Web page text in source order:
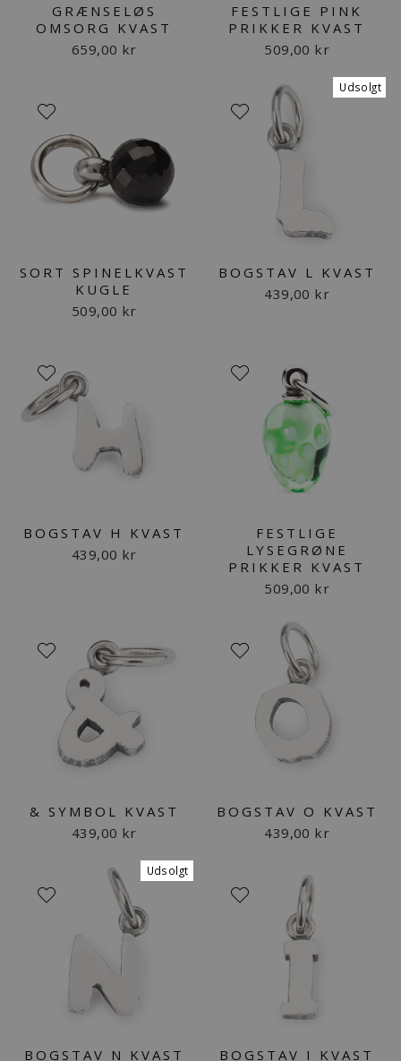
GRÆNSELØS
OMSORG KVAST
659,00 kr
FESTLIGE PINK
PRIKKER KVAST
509,00 kr
SORT SPINELKVAST
KUGLE
509,00 kr
Udsolgt
BOGSTAV L KVAST
439,00 kr
BOGSTAV H KVAST
439,00 kr
FESTLIGE
LYSEGRØNE
PRIKKER KVAST
509,00 kr
& SYMBOL KVAST
439,00 kr
BOGSTAV O KVAST
439,00 kr
Udsolgt
BOGSTAV N KVAST BOGSTAV I KVAST